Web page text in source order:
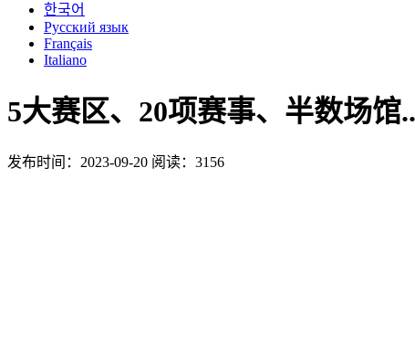
한국어
Русский язык
Français
Italiano
5大赛区、20项赛事、半数场
发布时间：2023-09-20 阅读：3156